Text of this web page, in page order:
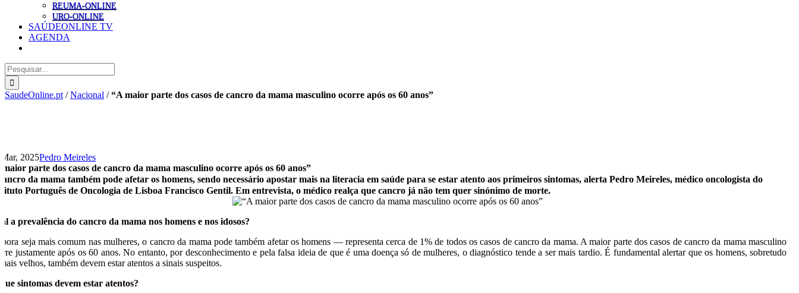
REUMA-ONLINE
URO-ONLINE
SAÚDEONLINE TV
AGENDA
Pesquisar
SaudeOnline.pt /Nacional /“A maior parte dos casos de cancro da mama masculino ocorre após os 60 anos”
2025Pedro Meireles
maior parte dos casos de cancro da mama masculino ocorre após os 60 anos”
da mama também pode afetar os homens, sendo necessário apostar mais na literacia em saúde para se estar atento aos primeiros sintomas, alerta Pedro Meireles, médico oncologista do
Português de Oncologia de Lisboa Francisco Gentil. Em entrevista, o médico realça que cancro já não tem quer sinónimo de morte.
a prevalência do cancro da mama nos homens e nos idosos?
seja mais comum nas mulheres, o cancro da mama pode também afetar os homens — representa cerca de 1% de todos os casos de cancro da mama. A maior parte dos casos de cancro da mama masculino
justamente após os 60 anos. No entanto, por desconhecimento e pela falsa ideia de que é uma doença só de mulheres, o diagnóstico tende a ser mais tardio. É fundamental alertar que os homens, sobretudo
velhos, também devem estar atentos a sinais suspeitos.
sintomas devem estar atentos?